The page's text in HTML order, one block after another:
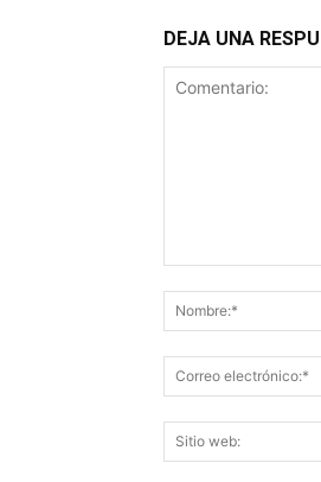
DEJA UNA